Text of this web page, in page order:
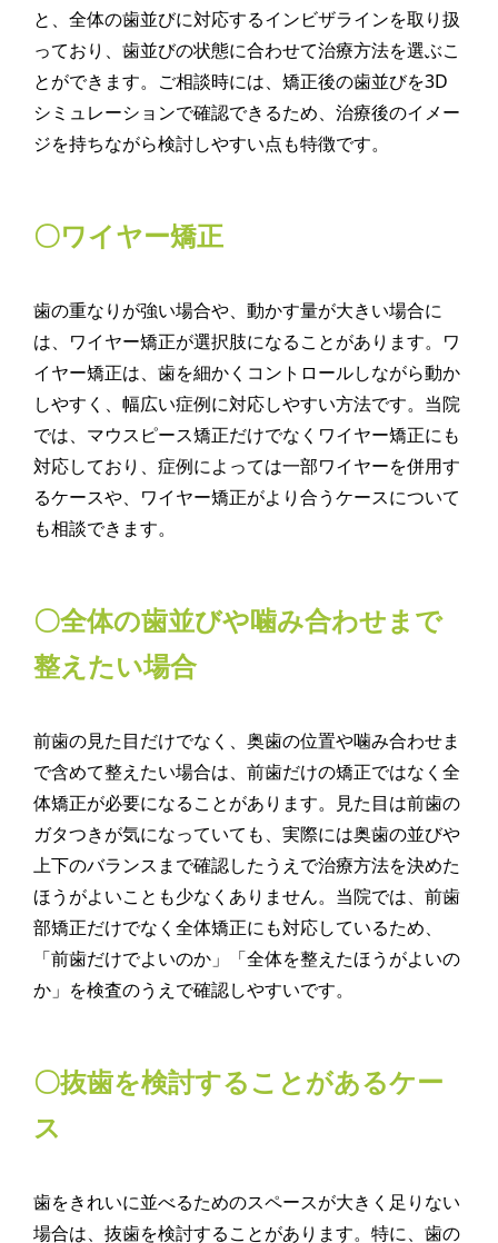
と、全体の歯並びに対応するインビザラインを取り扱
っており、歯並びの状態に合わせて治療方法を選ぶこ
とができます。ご相談時には、矯正後の歯並びを3D
シミュレーションで確認できるため、治療後のイメー
ジを持ちながら検討しやすい点も特徴です。
〇ワイヤー矯正
歯の重なりが強い場合や、動かす量が大きい場合に
は、ワイヤー矯正が選択肢になることがあります。ワ
イヤー矯正は、歯を細かくコントロールしながら動か
しやすく、幅広い症例に対応しやすい方法です。当院
では、マウスピース矯正だけでなくワイヤー矯正にも
対応しており、症例によっては一部ワイヤーを併用す
るケースや、ワイヤー矯正がより合うケースについて
も相談できます。
〇全体の歯並びや噛み合わせまで
整えたい場合
前歯の見た目だけでなく、奥歯の位置や噛み合わせま
で含めて整えたい場合は、前歯だけの矯正ではなく全
体矯正が必要になることがあります。見た目は前歯の
ガタつきが気になっていても、実際には奥歯の並びや
上下のバランスまで確認したうえで治療方法を決めた
ほうがよいことも少なくありません。当院では、前歯
部矯正だけでなく全体矯正にも対応しているため、
「前歯だけでよいのか」「全体を整えたほうがよいの
か」を検査のうえで確認しやすいです。
〇抜歯を検討することがあるケー
ス
歯をきれいに並べるためのスペースが大きく足りない
場合は、抜歯を検討することがあります。特に、歯の